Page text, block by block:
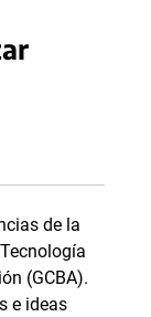
de la
(GCBA).
e ideas